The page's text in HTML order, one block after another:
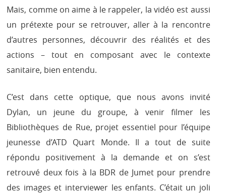
Mais, comme on aime à le rappeler, la vidéo est aussi
un prétexte pour se retrouver, aller à la rencontre
d’autres personnes, découvrir des réalités et des
actions – tout en composant avec le contexte
sanitaire, bien entendu.
C’est dans cette optique, que nous avons invité
Dylan, un jeune du groupe, à venir filmer les
Bibliothèques de Rue, projet essentiel pour l’équipe
jeunesse d’ATD Quart Monde. Il a tout de suite
répondu positivement à la demande et on s’est
retrouvé deux fois à la BDR de Jumet pour prendre
des images et interviewer les enfants. C’était un joli